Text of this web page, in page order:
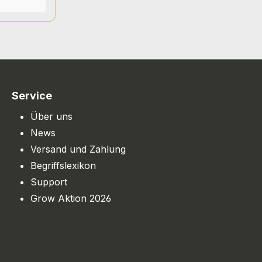
Alien
ein
Service
Über uns
News
Versand und Zahlung
Begriffslexikon
Support
Grow Aktion 2026